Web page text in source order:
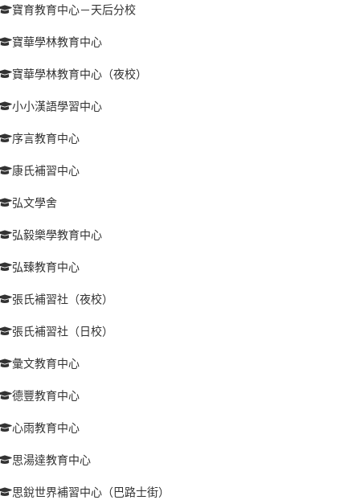
寶育教育中心－天后分校
寶華學林教育中心
寶華學林教育中心（夜校）
小小漢語學習中心
序言教育中心
康氏補習中心
弘文學舍
弘毅樂學教育中心
弘臻教育中心
張氏補習社（夜校）
張氏補習社（日校）
彙文教育中心
德豐教育中心
心雨教育中心
思湯達教育中心
思銳世界補習中心（巴路士街）